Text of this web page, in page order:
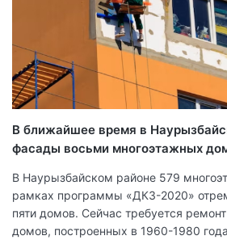
В ближайшее время в
фасады восьми многоэтажных
В Наурызбайском районе 579
рамках программы «ДКЗ-2020»
пяти домов. Сейчас требуется
домов, построенных в 1960-1980